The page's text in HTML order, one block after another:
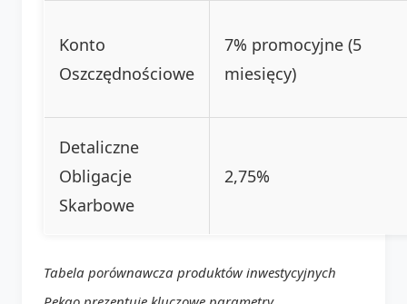
Konto
Oszczędnościowe
7% promocyjne (5
miesięcy)
Detaliczne
Obligacje
Skarbowe
2,75%
Tabela porównawcza produktów inwestycyjnych